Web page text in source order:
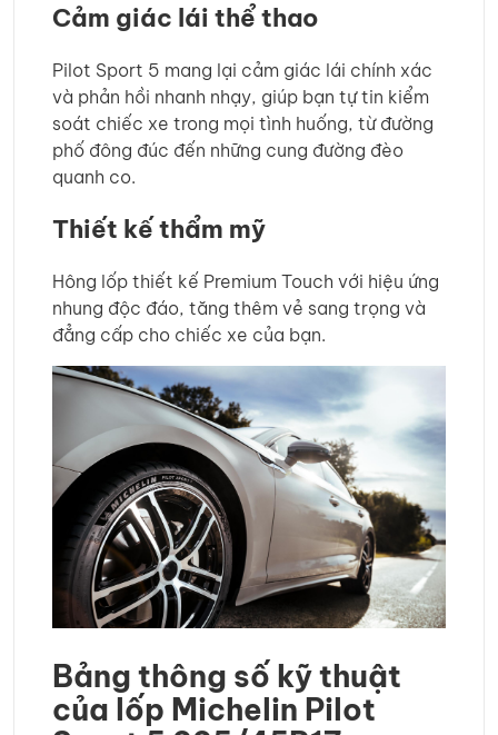
Cảm giác lái thể thao
Pilot Sport 5 mang lại cảm giác lái chính xác
và phản hồi nhanh nhạy, giúp bạn tự tin kiểm
soát chiếc xe trong mọi tình huống, từ đường
phố đông đúc đến những cung đường đèo
quanh co.
Thiết kế thẩm mỹ
Hông lốp thiết kế Premium Touch với hiệu ứng
nhung độc đáo, tăng thêm vẻ sang trọng và
đẳng cấp cho chiếc xe của bạn.
Bảng thông số kỹ thuật
của lốp Michelin Pilot